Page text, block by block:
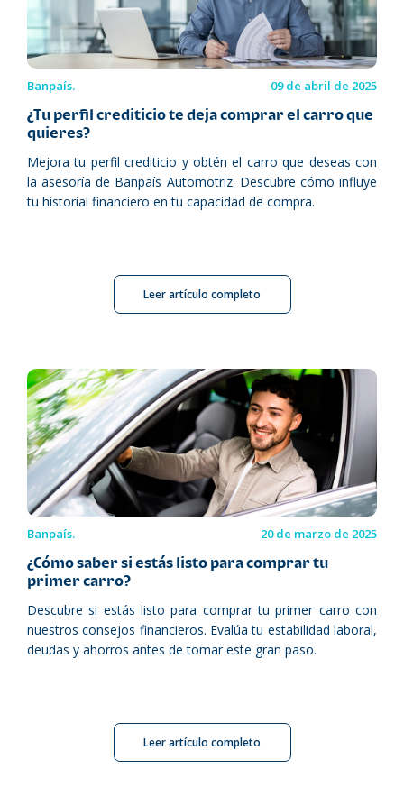
Banpaís. 09 de abril de 2025
¿Tu perfil crediticio te deja comprar el carro que
quieres?
Mejora tu perfil crediticio y obtén el carro que deseas con
la asesoría de Banpaís Automotriz. Descubre cómo influye
tu historial financiero en tu capacidad de compra.
Leer artículo completo
Banpaís. 20 de marzo de 2025
¿Cómo saber si estás listo para comprar tu
primer carro?
Descubre si estás listo para comprar tu primer carro con
nuestros consejos financieros. Evalúa tu estabilidad laboral,
deudas y ahorros antes de tomar este gran paso.
Leer artículo completo